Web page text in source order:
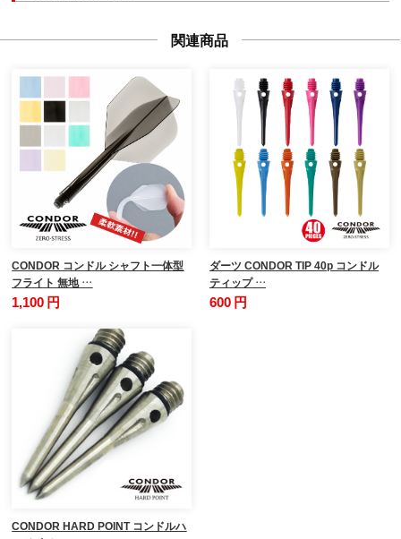
関連商品
CONDOR コンドル シャフト一体型
フライト 無地 …
1,100 円
ダーツ CONDOR TIP 40p コンドル
ティップ …
600 円
CONDOR HARD POINT コンドルハ